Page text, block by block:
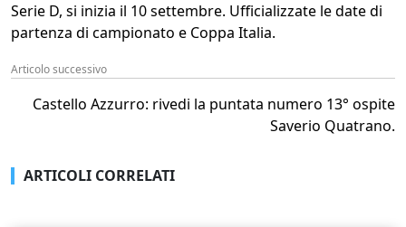
Serie D, si inizia il 10 settembre. Ufficializzate le date di
partenza di campionato e Coppa Italia.
Articolo successivo
Castello Azzurro: rivedi la puntata numero 13° ospite
Saverio Quatrano.
ARTICOLI CORRELATI